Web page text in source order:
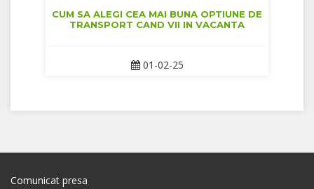
CUM SA ALEGI CEA MAI BUNA OPTIUNE DE
TRANSPORT CAND VII IN VACANTA
01-02-25
Comunicat presa